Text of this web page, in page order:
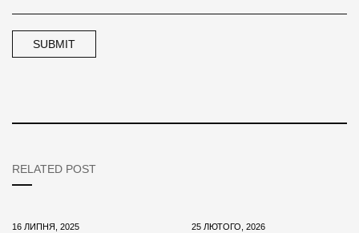
RELATED POST
16 ЛИПНЯ, 2025 25 ЛЮТОГО, 2026